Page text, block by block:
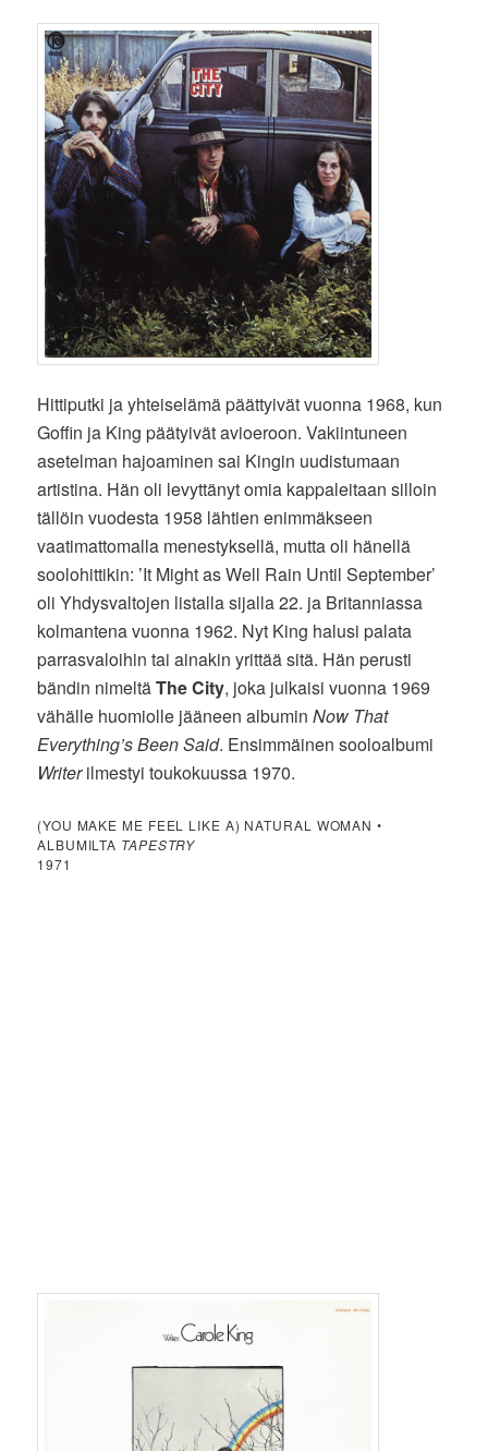
Hittiputki ja yhteiselämä päättyivät vuonna 1968, kun
Goffin ja King päätyivät avioeroon. Vakiintuneen
asetelman hajoaminen sai Kingin uudistumaan
artistina. Hän oli levyttänyt omia kappaleitaan silloin
tällöin vuodesta 1958 lähtien enimmäkseen
vaatimattomalla menestyksellä, mutta oli hänellä
soolohittikin: ’It Might as Well Rain Until September’
oli Yhdysvaltojen listalla sijalla 22. ja Britanniassa
kolmantena vuonna 1962. Nyt King halusi palata
parrasvaloihin tai ainakin yrittää sitä. Hän perusti
bändin nimeltäThe City, joka julkaisi vuonna 1969
vähälle huomiolle jääneen albuminNow That
Everything’s Been Said. Ensimmäinen sooloalbumi
Writerilmestyi toukokuussa 1970.
(YOU MAKE ME FEEL LIKE A) NATURAL WOMAN •
ALBUMILTA TAPESTRY
1971